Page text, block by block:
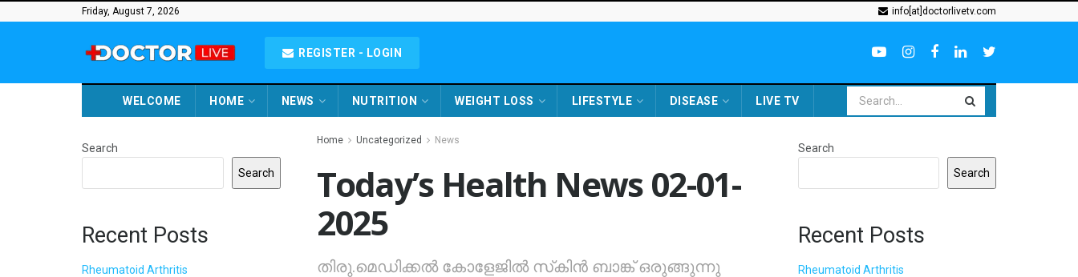
Friday, August 7, 2026 info[at]doctorlivetv.com
REGISTER - LOGIN
WELCOME HOME NEWS NUTRITION WEIGHT LOSS LIFESTYLE DISEASE LIVE TV
Home Uncategorized News
Today’s Health News 02-01-
2025
തിരു.മെഡിക്കൽ കോളേജിൽ സ്‌കിൻ ബാങ്ക് ഒരുങ്ങുന്നു
Search
Search
Recent Posts
Rheumatoid Arthritis
Search
Search
Recent Posts
Rheumatoid Arthritis